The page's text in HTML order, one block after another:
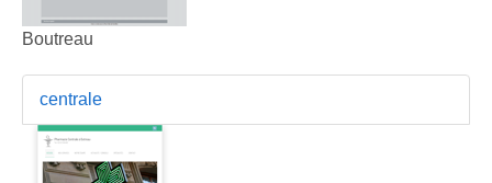
Boutreau
centrale